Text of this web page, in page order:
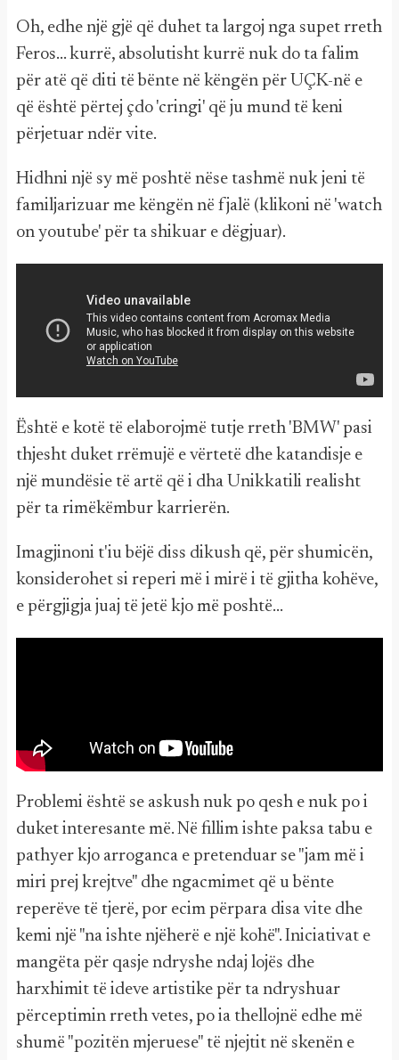
Oh, edhe një gjë që duhet ta largoj nga supet rreth
Feros... kurrë, absolutisht kurrë nuk do ta falim
për atë që diti të bënte në këngën për UÇK-në e
që është përtej çdo 'cringi' që ju mund të keni
përjetuar ndër vite.
Hidhni një sy më poshtë nëse tashmë nuk jeni të
familjarizuar me këngën në fjalë (klikoni në 'watch
on youtube' për ta shikuar e dëgjuar).
Është e kotë të elaborojmë tutje rreth 'BMW' pasi
thjesht duket rrëmujë e vërtetë dhe katandisje e
një mundësie të artë që i dha Unikkatili realisht
për ta rimëkëmbur karrierën.
Imagjinoni t'iu bëjë diss dikush që, për shumicën,
konsiderohet si reperi më i mirë i të gjitha kohëve,
e përgjigja juaj të jetë kjo më poshtë...
Problemi është se askush nuk po qesh e nuk po i
duket interesante më. Në fillim ishte paksa tabu e
pathyer kjo arroganca e pretenduar se "jam më i
miri prej krejtve" dhe ngacmimet që u bënte
reperëve të tjerë, por ecim përpara disa vite dhe
kemi një "na ishte njëherë e një kohë". Iniciativat e
mangëta për qasje ndryshe ndaj lojës dhe
harxhimit të ideve artistike për ta ndryshuar
përceptimin rreth vetes, po ia thellojnë edhe më
shumë "pozitën mjeruese" të njejtit në skenën e